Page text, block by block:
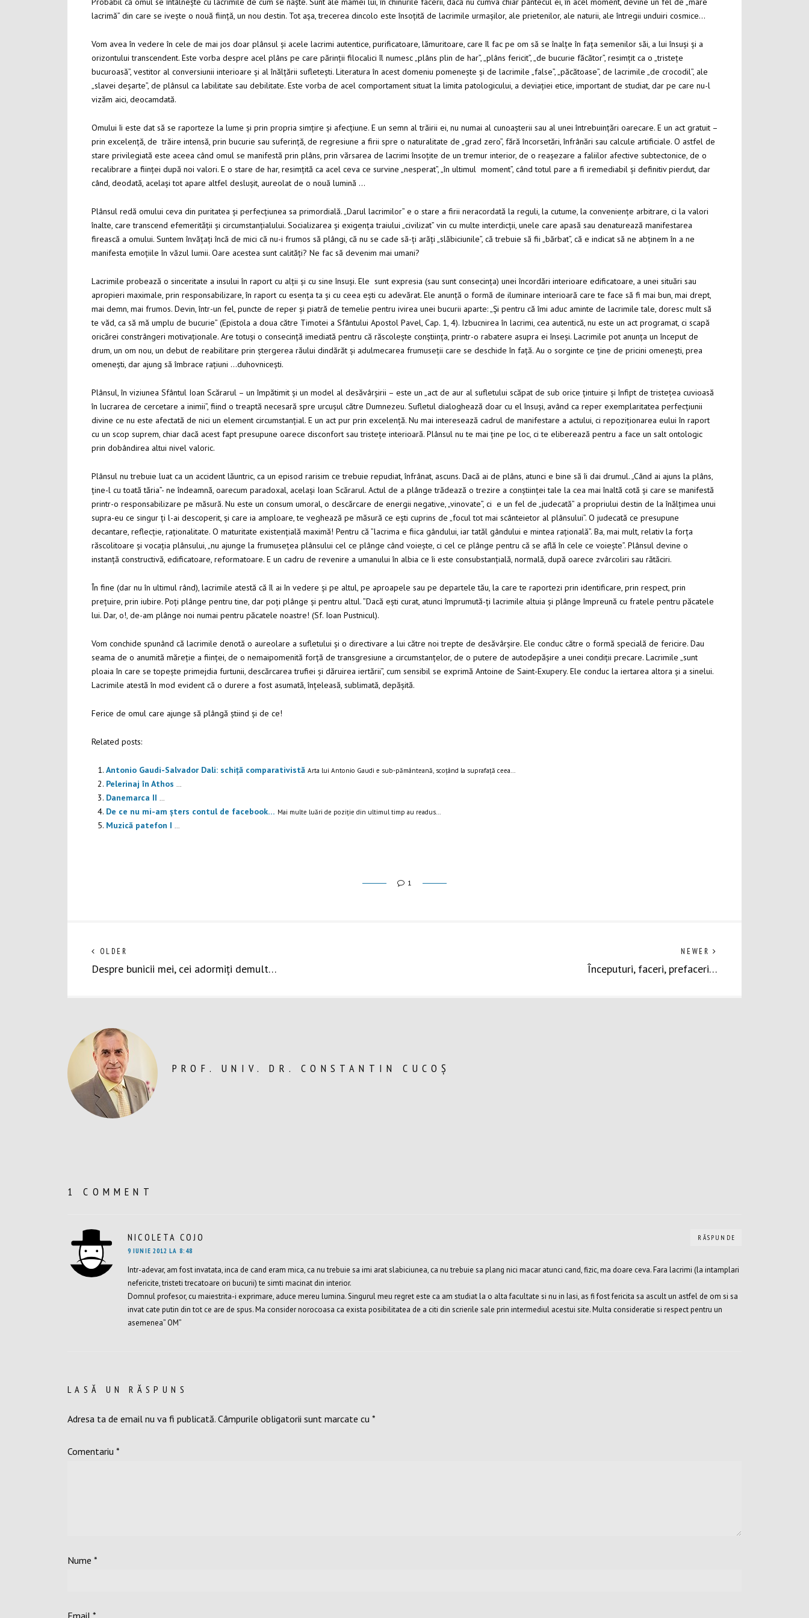
lacrimă” din care se ivește o nouă ființă, un nou destin. Tot așa, trecerea dincolo este însoțită de lacrimile urmașilor, ale prietenilor, ale naturii, ale întregii unduiri cosmice…
Vom avea în vedere în cele de mai jos doar plânsul și acele lacrimi autentice, purificatoare, lămuritoare, care îl fac pe om să se înalțe în fața semenilor săi, a lui însuși și a
orizontului transcendent. Este vorba despre acel plâns pe care părinții filocalici îl numesc „plâns plin de har”, „plâns fericit”, „de bucurie făcător”, resimțit ca o „tristețe
bucuroasă”, vestitor al conversiunii interioare și al înălțării sufletești. Literatura în acest domeniu pomenește și de lacrimile „false”, „păcătoase”, de lacrimile „de crocodil”, ale
„slavei deșarte”, de plânsul ca labilitate sau debilitate. Este vorba de acel comportament situat la limita patologicului, a deviației etice, important de studiat, dar pe care nu-l
vizăm aici, deocamdată.
Omului îi este dat să se raporteze la lume și prin propria simțire și afecțiune. E un semn al trăirii ei, nu numai al cunoașterii sau al unei întrebuințări oarecare. E un act gratuit –
prin excelență, de trăire intensă, prin bucurie sau suferință, de regresiune a firii spre o naturalitate de „grad zero”, fără încorsetări, înfrânări sau calcule artificiale. O astfel de
stare privilegiată este aceea când omul se manifestă prin plâns, prin vărsarea de lacrimi însoțite de un tremur interior, de o reașezare a faliilor afective subtectonice, de o
recalibrare a ființei după noi valori. E o stare de har, resimțită ca acel ceva ce survine „nesperat”, „în ultimul moment”, când totul pare a fi iremediabil și definitiv pierdut, dar
când, deodată, același tot apare altfel deslușit, aureolat de o nouă lumină …
Plânsul redă omului ceva din puritatea și perfecțiunea sa primordială. „Darul lacrimilor” e o stare a firii neracordată la reguli, la cutume, la conveniențe arbitrare, ci la valori
înalte, care transcend efemerității și circumstanțialului. Socializarea și exigența traiului „civilizat” vin cu multe interdicții, unele care apasă sau denaturează manifestarea
firească a omului. Suntem învățați încă de mici că nu-i frumos să plângi, că nu se cade să-ți arăți „slăbiciunile”, că trebuie să fii „bărbat”, că e indicat să ne abținem în a ne
manifesta emoțiile în văzul lumii. Oare acestea sunt calități? Ne fac să devenim mai umani?
Lacrimile probează o sinceritate a insului în raport cu alții și cu sine însuși. Ele sunt expresia (sau sunt consecința) unei încordări interioare edificatoare, a unei situări sau
apropieri maximale, prin responsabilizare, în raport cu esența ta și cu ceea ești cu adevărat. Ele anunță o formă de iluminare interioară care te face să fi mai bun, mai drept,
mai demn, mai frumos. Devin, într-un fel, puncte de reper și piatră de temelie pentru ivirea unei bucurii aparte: „Și pentru că îmi aduc aminte de lacrimile tale, doresc mult să
te văd, ca să mă umplu de bucurie” (Epistola a doua către Timotei a Sfântului Apostol Pavel, Cap. 1, 4). Izbucnirea în lacrimi, cea autentică, nu este un act programat, ci scapă
oricărei constrângeri motivaționale. Are totuși o consecință imediată pentru că răscolește conștiința, printr-o rabatere asupra ei înseși. Lacrimile pot anunța un început de
drum, un om nou, un debut de reabilitare prin ștergerea răului dindărăt și adulmecarea frumuseții care se deschide în față. Au o sorginte ce ține de pricini omenești, prea
omenești, dar ajung să îmbrace rațiuni …duhovnicești.
Plânsul, în viziunea Sfântul Ioan Scărarul – un împătimit și un model al desăvârșirii – este un „act de aur al sufletului scăpat de sub orice țintuire și înfipt de tristețea cuvioasă
în lucrarea de cercetare a inimii”, fiind o treaptă necesară spre urcușul către Dumnezeu. Sufletul dialoghează doar cu el însuși, având ca reper exemplaritatea perfecțiunii
divine ce nu este afectată de nici un element circumstanțial. E un act pur prin excelență. Nu mai interesează cadrul de manifestare a actului, ci repoziționarea eului în raport
cu un scop suprem, chiar dacă acest fapt presupune oarece disconfort sau tristețe interioară. Plânsul nu te mai ține pe loc, ci te eliberează pentru a face un salt ontologic
prin dobândirea altui nivel valoric.
Plânsul nu trebuie luat ca un accident lăuntric, ca un episod rarisim ce trebuie repudiat, înfrânat, ascuns. Dacă ai de plâns, atunci e bine să îi dai drumul. „Când ai ajuns la plâns,
ține-l cu toată tăria”- ne îndeamnă, oarecum paradoxal, același Ioan Scărarul. Actul de a plânge trădează o trezire a conștiinței tale la cea mai înaltă cotă și care se manifestă
printr-o responsabilizare pe măsură. Nu este un consum umoral, o descărcare de energii negative, „vinovate”, ci e un fel de „judecată” a propriului destin de la înălțimea unui
supra-eu ce singur ți l-ai descoperit, și care ia amploare, te veghează pe măsură ce ești cuprins de „focul tot mai scânteietor al plânsului”. O judecată ce presupune
decantare, reflecție, raționalitate. O maturitate existențială maximă! Pentru că ”lacrima e fiica gândului, iar tatăl gândului e mintea rațională”. Ba, mai mult, relativ la forța
răscolitoare și vocația plânsului, „nu ajunge la frumusețea plânsului cel ce plânge când voiește, ci cel ce plânge pentru că se află în cele ce voiește”. Plânsul devine o
instanță constructivă, edificatoare, reformatoare. E un cadru de revenire a umanului în albia ce îi este consubstanțială, normală, după oarece zvârcoliri sau rătăciri.
În fine (dar nu în ultimul rând), lacrimile atestă că îl ai în vedere și pe altul, pe aproapele sau pe departele tău, la care te raportezi prin identificare, prin respect, prin
prețuire, prin iubire. Poți plânge pentru tine, dar poți plânge și pentru altul. ”Dacă ești curat, atunci împrumută-ți lacrimile altuia și plânge împreună cu fratele pentru păcatele
lui. Dar, o!, de-am plânge noi numai pentru păcatele noastre! (Sf. Ioan Pustnicul).
Vom conchide spunând că lacrimile denotă o aureolare a sufletului și o directivare a lui către noi trepte de desăvârșire. Ele conduc către o formă specială de fericire. Dau
seama de o anumită măreție a ființei, de o nemaipomenită forță de transgresiune a circumstanțelor, de o putere de autodepășire a unei condiții precare. Lacrimile „sunt
ploaia în care se topește primejdia furtunii, descărcarea trufiei și dăruirea iertării”, cum sensibil se exprimă Antoine de Saint-Exupery. Ele conduc la iertarea altora și a sinelui.
Lacrimile atestă în mod evident că o durere a fost asumată, înțeleasă, sublimată, depășită.
Ferice de omul care ajunge să plângă știind și de ce!
Related posts:
Antonio Gaudi-Salvador Dali: schiță comparativistă Arta lui Antonio Gaudi e sub-pământeană, scoțând la suprafață ceea...
Pelerinaj în Athos
Danemarca II
De ce nu mi-am șters contul de facebook… Mai multe luări de poziție din ultimul timp au readus...
Muzică patefon I
1
Navigare
în
articole
OLDER
post:
Despre bunicii mei, cei adormiți demult…
NEWER
Începuturi, faceri, prefaceri…
PROF. UNIV. DR. CONSTANTIN CUCOȘ
1 COMMENT
NICOLETA COJO
9 IUNIE 2012 LA 8:48
Intr-adevar, am fost invatata, inca de cand eram mica, ca nu trebuie sa imi arat slabiciunea, ca nu trebuie sa plang nici macar atunci cand, fizic, ma doare ceva. Fara lacrimi (la intamplari
nefericite, tristeti trecatoare ori bucurii) te simti macinat din interior.
Domnul profesor, cu maiestrita-i exprimare, aduce mereu lumina. Singurul meu regret este ca am studiat la o alta facultate si nu in Iasi, as fi fost fericita sa ascult un astfel de om si sa
invat cate putin din tot ce are de spus. Ma consider norocoasa ca exista posibilitatea de a citi din scrierile sale prin intermediul acestui site. Multa consideratie si respect pentru un
asemenea” OM”
RĂSPUNDE
LASĂ UN RĂSPUNS
Adresa ta de email nu va fi publicată. Câmpurile obligatorii sunt marcate cu *
Comentariu *
Nume *